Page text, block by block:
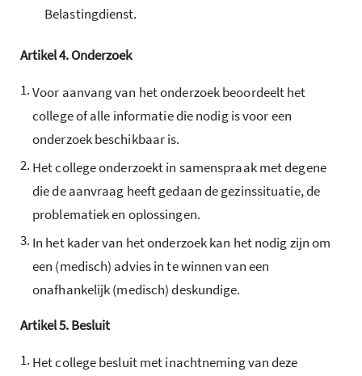
Belastingdienst.
Artikel4.Onderzoek
1.Voor aanvang van het onderzoek beoordeelt het
college of alle informatie die nodig is voor een
onderzoek beschikbaar is.
2. Het college onderzoekt in samenspraak met degene
die de aanvraag heeft gedaan de gezinssituatie, de
problematiek en oplossingen.
3. In het kader van het onderzoek kan het nodig zijn om
een (medisch) advies in te winnen van een
onafhankelijk (medisch) deskundige.
Artikel5.Besluit
1. Het college besluit met inachtneming van deze